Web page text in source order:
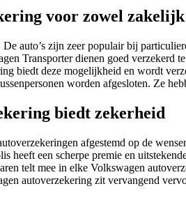
voor zowel
auto’s zijn zeer populair bij
Transporter dienen goed verzekerd
biedt deze mogelijkheid en wordt
worden afgesloten. Ze
biedt zekerheid
afgestemd op de
heeft een scherpe premie en
telt mee in elke Volkswagen
autoverzekering zit vervangend